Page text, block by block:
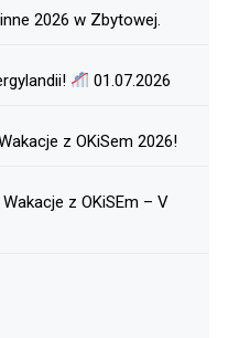
2026 w Zbytowej.
01.07.2026
z OKiSem 2026!
z OKiSEm – V